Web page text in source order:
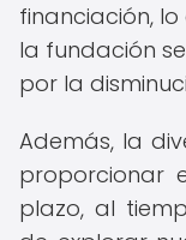
financiación,
la fundación
por la
Además, la
proporcionar
plazo, al